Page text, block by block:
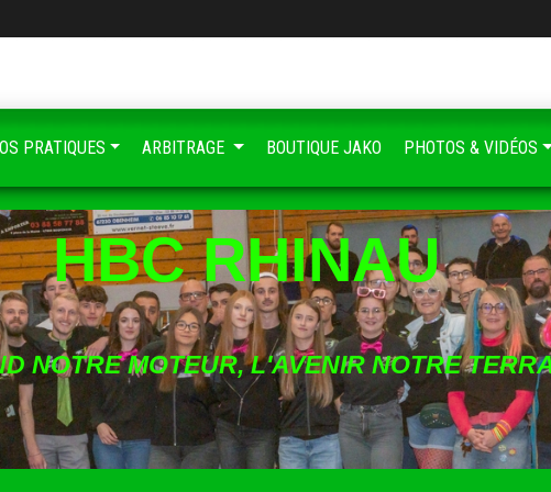
HBC RHINAU
NOTRE MOTEUR, L'AVENIR NOTRE
PRATIQUES ARBITRAGE BOUTIQUE JAKO PHOTOS & VIDÉOS